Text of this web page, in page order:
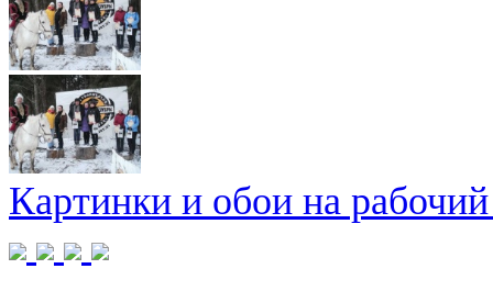
Картинки и обои на